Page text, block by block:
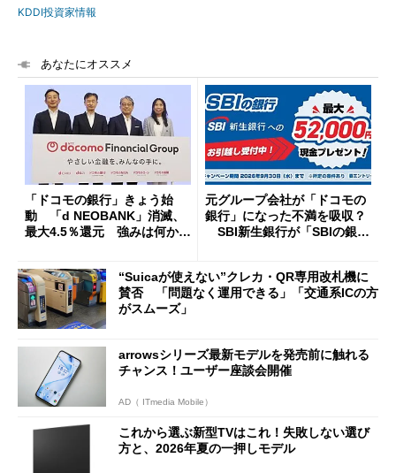
KDDI投資家情報
あなたにオススメ
「ドコモの銀行」きょう始
動 「d NEOBANK」消滅、
最大4.5％還元 強みは何か解
元グループ会社が「ドコモの
銀行」になった不満を吸収？
SBI新生銀行が「SBIの銀
開催
“Suicaが使えない”クレカ・QR専用改札機に
賛否 「問題なく運用できる」「交通系ICの方
がスムーズ」
arrowsシリーズ最新モデルを発売前に触れる
チャンス！ユーザー座談会開催
AD（ ITmedia Mobile）
これから選ぶ新型TVはこれ！失敗しない選び
方と、2026年夏の一押しモデル